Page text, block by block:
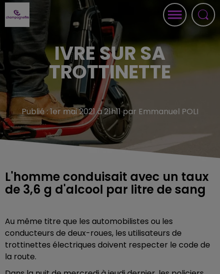
IVRE SUR SA
TROTTINETTE
Publié : 1er mai 2021 à 21h11 par Emmanuel POLI
L'homme conduisait avec un taux
de 3,6 g d'alcool par litre de sang
Au même titre que les automobilistes ou les
conducteurs de deux-roues, les utilisateurs de
trottinettes électriques doivent respecter le code de
la route.